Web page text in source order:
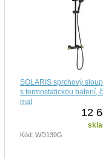
SOLARIS sprchový sloup
s termostatickou baterií,
mat
12
Kód: WD139G